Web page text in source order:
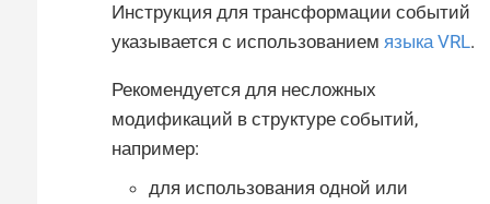
Инструкция для трансформации событий
указывается с использованием языка VRL.
Рекомендуется для несложных
модификаций в структуре событий,
например:
для использования одной или